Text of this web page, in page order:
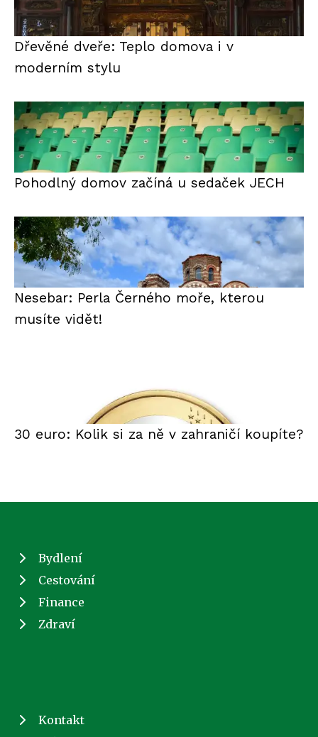
Dřevěné dveře: Teplo domova i v
moderním stylu
Pohodlný domov začíná u sedaček JECH
Nesebar: Perla Černého moře, kterou
musíte vidět!
30 euro: Kolik si za ně v zahraničí koupíte?
Bydlení
Cestování
Finance
Zdraví
Kontakt